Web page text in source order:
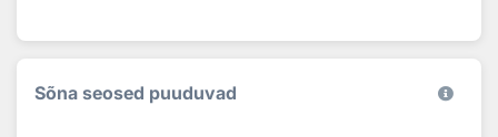
Sõna seosed puuduvad